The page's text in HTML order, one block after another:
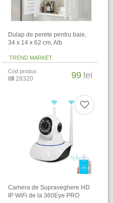
Dulap de perete pentru baie,
34 x 14 x 62 cm​, Alb
TREND MARKET
Cod produs
28320 99 lei
Camera de Supraveghere HD
IP WiFi de la 360Eye PRO